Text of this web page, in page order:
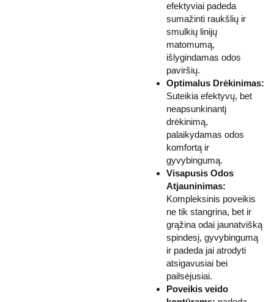
efektyviai padeda
sumažinti raukšlių ir
smulkių linijų
matomumą,
išlygindamas odos
paviršių.
Optimalus Drėkinimas:
Suteikia efektyvų, bet
neapsunkinantį
drėkinimą,
palaikydamas odos
komfortą ir
gyvybingumą.
Visapusis Odos
Atjauninimas:
Kompleksinis poveikis
ne tik stangrina, bet ir
grąžina odai jaunatvišką
spindesį, gyvybingumą
ir padeda jai atrodyti
atsigavusiai bei
pailsėjusiai.
Poveikis veido